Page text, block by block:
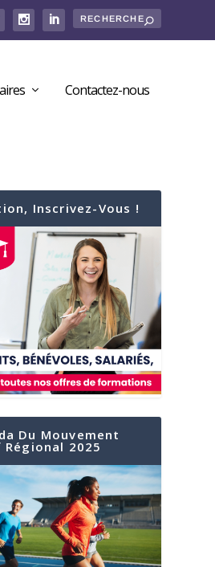
Contactez-nous
Inscrivez-Vous !
Du Mouvement
2025